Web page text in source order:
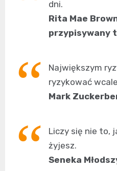
dni.
Rita Mae
przypisywany
Największym
ryzykować
Mark
Liczy się nie to,
żyjesz.
Seneka